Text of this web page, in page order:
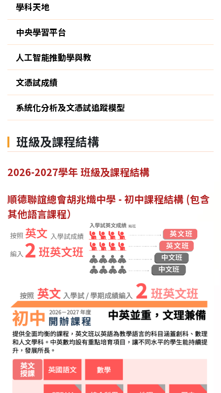
學科天地
中央學習平台
人工智能推動學與教
文憑試成績
系統化分析及文憑試追蹤模型
班級及課程結構
2026-2027學年 班級及課程結構
順德聯誼總會胡兆熾中學 - 初中課程結構 (包含
其他語言課程）